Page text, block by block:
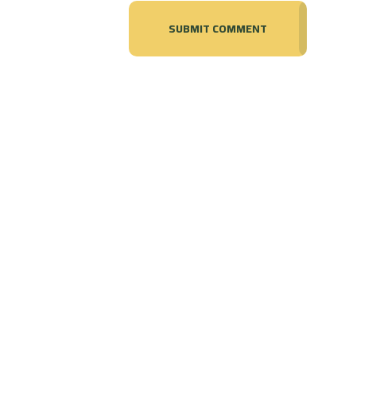
SUBMIT COMMENT